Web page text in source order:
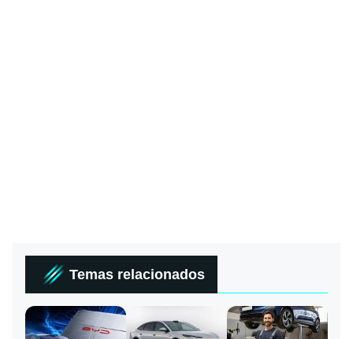
Temas relacionados